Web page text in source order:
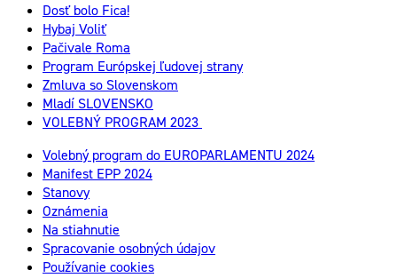
Dosť bolo Fica!
Hybaj Voliť
Pačivale Roma
Program Európskej ľudovej strany
Zmluva so Slovenskom
Mladí SLOVENSKO
VOLEBNÝ PROGRAM 2023
Volebný program do EUROPARLAMENTU 2024
Manifest EPP 2024
Stanovy
Oznámenia
Na stiahnutie
Spracovanie osobných údajov
Používanie cookies